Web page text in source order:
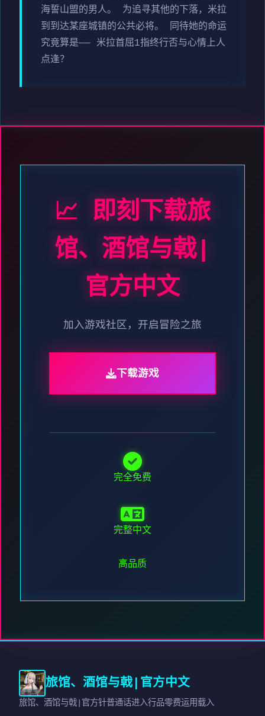
海誓山盟的男人。 为追寻其他的下落，米拉
到到达某座城镇的公共必将。 同待她的命运
究竟算是—— 米拉首屈1指终行否与心情上人
点逢？
📈 即刻下载旅
馆、酒馆与戟|
官方中文
加入游戏社区，开启冒险之旅
下载游戏
完全免费
完整中文
高品质
旅馆、酒馆与戟|官方中文
旅馆、酒馆与戟|官方针普通话进入行品零费运用载入